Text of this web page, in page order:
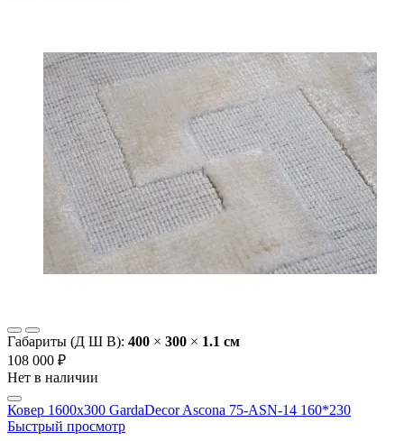
Габариты (Д Ш В): 400 × 300 × 1.1 cм
108 000 ₽
Нет в наличии
Ковер 1600х300 GardaDecor Ascona 75-ASN-14 160*230
Быстрый просмотр